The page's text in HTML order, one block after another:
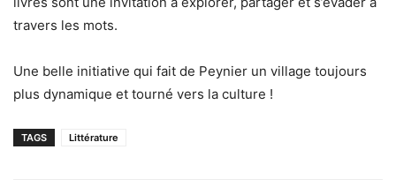
travers les mots.
Une belle initiative qui fait de Peynier un village toujours
plus dynamique et tourné vers la culture !
TAGS Littérature